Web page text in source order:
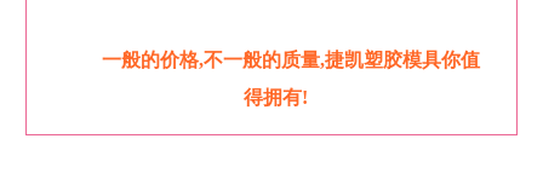
一般的价格,不一般的质量,捷凯塑胶模具你值
得拥有!